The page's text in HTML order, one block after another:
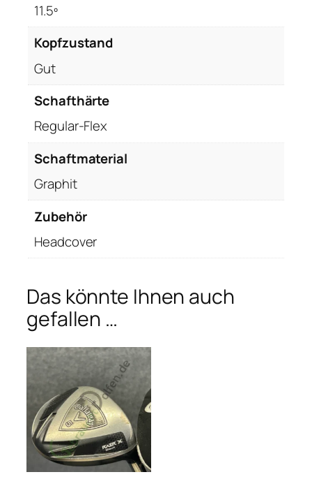
11.5º
Kopfzustand
Gut
Schafthärte
Regular-Flex
Schaftmaterial
Graphit
Zubehör
Headcover
Das könnte Ihnen auch
gefallen …